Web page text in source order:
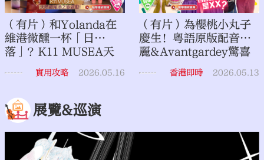
（有片）和Yolanda在
維港微醺一杯「日
落」？K11 MUSEA天
際雞尾酒之旅啟動！｜
點妹•打卡點
實用攻略 2026.05.16
（有片）為櫻桃小丸子
慶生！粵語原版配音麗
麗&Avantgardey驚喜
現身！自曝相似處是
XX？｜點妹vlog
香港即時 2026.05.13
展覽&巡演